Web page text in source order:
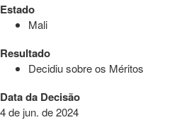
Estado
Mali
Resultado
Decidiu sobre os Méritos
Data da Decisão
4 de jun. de 2024